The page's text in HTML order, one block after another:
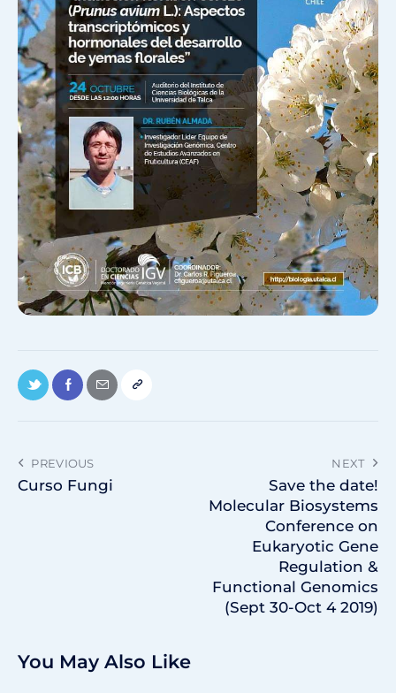
PREVIOUS
Curso Fungi
NEXT
Save the date!
Molecular Biosystems
Conference on
Eukaryotic Gene
Regulation &
Functional Genomics
(Sept 30-Oct 4 2019)
You May Also Like